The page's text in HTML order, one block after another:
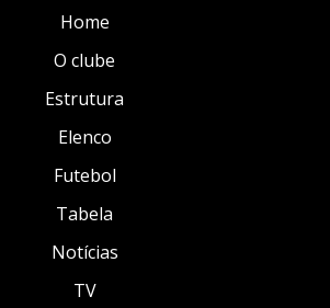
Home
O clube
Estrutura
Elenco
Futebol
Tabela
Notícias
TV